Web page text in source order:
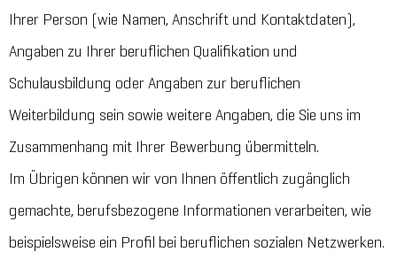
Ihrer Person (wie Namen, Anschrift und Kontaktdaten),
Angaben zu Ihrer beruflichen Qualifikation und
Schulausbildung oder Angaben zur beruflichen
Weiterbildung sein sowie weitere Angaben, die Sie uns im
Zusammenhang mit Ihrer Bewerbung übermitteln.
Im Übrigen können wir von Ihnen öffentlich zugänglich
gemachte, berufsbezogene Informationen verarbeiten, wie
beispielsweise ein Profil bei beruflichen sozialen Netzwerken.